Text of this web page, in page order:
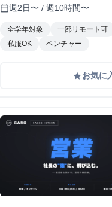
calendar_today週2日〜 / 週10時間〜
全学年対象 一部リモート可
私服OK
ベンチャー
gradeお気に